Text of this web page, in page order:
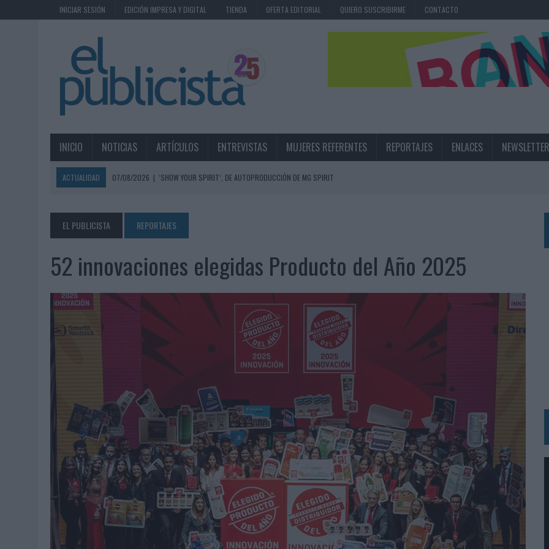
INICIAR SESIÓN EDICIÓN IMPRESA Y DIGITAL TIENDA OFERTA EDITORIAL QUIERO SUSCRIBIRME CONTACTO
INICIO NOTICIAS ARTÍCULOS ENTREVISTAS MUJERES REFERENTES REPORTAJES ENLACES NEWSLETTER
ACTUALIDAD 07/08/2026 | ‘SHOW YOUR SPIRIT’, DE AUTOPRODUCCIÓN DE MG SPIRIT
07/08/2026 | MG SPIRIT RELANZA SU MARCA CON UNA ESTRATEGIA 360º CENTRADA EN EL ORIGEN BARCELONÉS
07/08/2026
PATRÓN CONVIERTE EL NUEVO SINGLE DE ARÓN PIPER EN UNA EXPERIENCIA DE MARCA EN IBIZA
07/08/2026
EL VERANO PONE A PRUEBA LA ESTRATEGIA DIGITAL DE LAS MARCAS
07/08/2026
CUANDO SE APAGUE EL SOL, EL ECLIPSE DE 2026 PONDRÁ A PRUEBA LA CREATIVIDAD DE LAS MARCAS
06/08/2026
‘LA VUELTA’, DE FENOMENAL PARA MÁLAGA CF
SIETE DE CADA DIEZ EMPRESAS ESPAÑOLAS NO INTEGRAN LA INFANCIA EN SU ESTRATEGIA
LA TELEVISIÓN SIGUE LIDERANDO EL CONSUMO DE MEDIOS EN VERANO Y SUPERA AL MÓVIL COMO DISPOSITIVO MÁS UTILIZADO
EL USO DE LA IA GENERATIVA ALCANZA YA AL 62% DE LOS ESPAÑOLES
06/08/2026 | SYSTEM1 NOMBRA A KIMBERLY BASTONI COMO NUEVA DIRECTORA COMERCIAL GLOBAL
06/08/2026 | FRIGO Y UNIQLO LANZAN UNA COLECCIÓN PERSONALIZABLE INSPIRADA EN CORNETTO, CALIPPO Y SOLERO
06/08/2026 | LA IA ESTÁ SUBIENDO EL LISTÓN DE LA CREATIVIDAD
05/08/2026
BEON WORLDWIDE LANZA RAÍZ URBANA PARA TRANSFORMAR EL PATRIMONIO HISTÓRICO EN ACTIVOS CULTURALES Y ECONÓMICOS
05/08/2026 | FABRA COMUNICACIÓN INCORPORA A CASONÁ Y ASUME LA GESTIÓN DE SUS RELACIONES CON LOS MEDIOS
05/08/2026
LOPESAN HOTELS & RESORTS ACERCA EL PARAÍSO CANARIO EN SU ÚLTIMA CAMPAÑA INTERNACIONAL
05/08/2026
|
LUIS ARQUILLOS (BURGO DE ARIAS): “LA CONSTRUCCIÓN DE MARCA A LARGO PLAZO Y LA MEDICIÓN SON DOS CARAS DE LA MISMA
EL PUBLICISTA REPORTAJES
52 innovaciones elegidas Producto del Año 2025